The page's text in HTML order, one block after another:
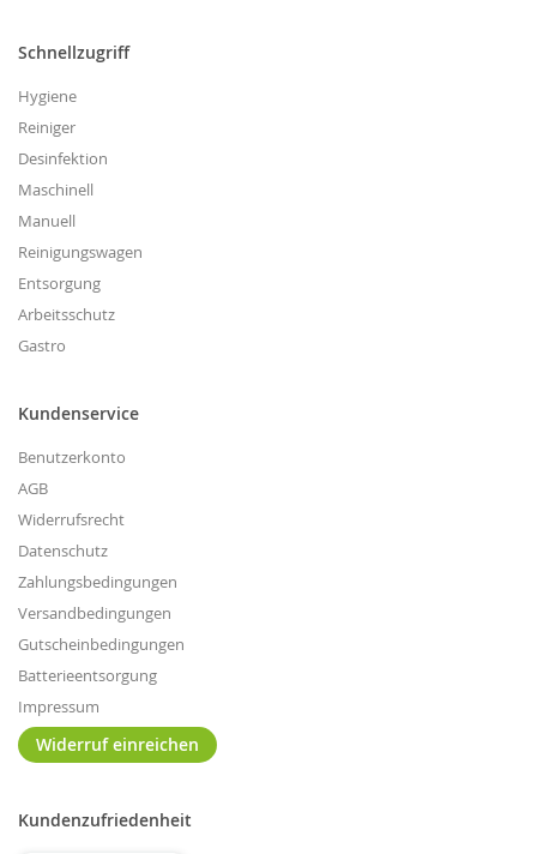
Schnellzugriff
Hygiene
Reiniger
Desinfektion
Maschinell
Manuell
Reinigungswagen
Entsorgung
Arbeitsschutz
Gastro
Kundenservice
Benutzerkonto
AGB
Widerrufsrecht
Datenschutz
Zahlungsbedingungen
Versandbedingungen
Gutscheinbedingungen
Batterieentsorgung
Impressum
Widerruf einreichen
Kundenzufriedenheit